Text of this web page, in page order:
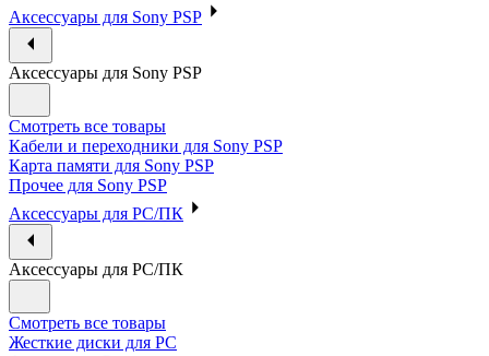
Аксессуары для Sony PSP
Аксессуары для Sony PSP
Смотреть все товары
Кабели и переходники для Sony PSP
Карта памяти для Sony PSP
Прочее для Sony PSP
Аксессуары для PC/ПК
Аксессуары для PC/ПК
Смотреть все товары
Жесткие диски для PC